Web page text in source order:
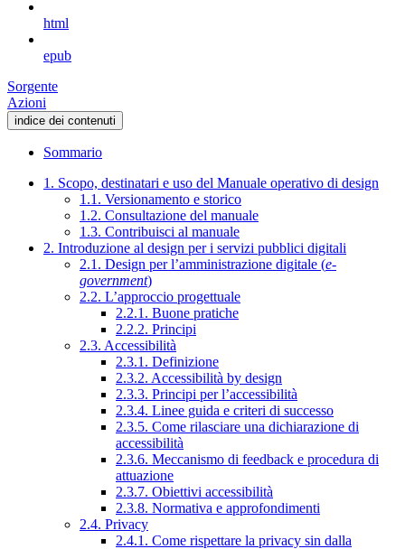
html
epub
Sorgente
Azioni
indice dei contenuti
Sommario
1. Scopo, destinatari e uso del Manuale operativo di design
1.1. Versionamento e storico
1.2. Consultazione del manuale
1.3. Contribuisci al manuale
2. Introduzione al design per i servizi pubblici digitali
2.1. Design per l’amministrazione digitale (e-
government)
2.2. L’approccio progettuale
2.2.1. Buone pratiche
2.2.2. Principi
2.3. Accessibilità
2.3.1. Definizione
2.3.2. Accessibilità by design
2.3.3. Principi per l’accessibilità
2.3.4. Linee guida e criteri di successo
2.3.5. Come rilasciare una dichiarazione di
accessibilità
2.3.6. Meccanismo di feedback e procedura di
attuazione
2.3.7. Obiettivi accessibilità
2.3.8. Normativa e approfondimenti
2.4. Privacy
2.4.1. Come rispettare la privacy sin dalla